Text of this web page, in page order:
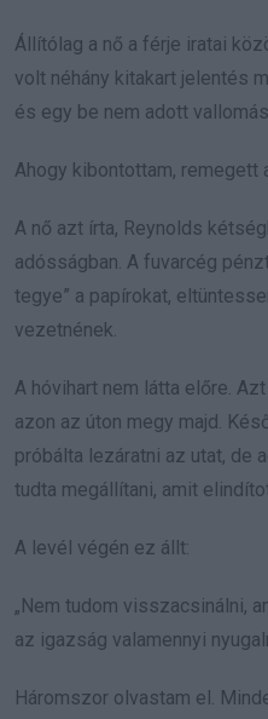
Állítólag a nő a férje iratai
volt néhány kitakart jelentés
és egy be nem adott
Ahogy kibontottam, remegett
A nő azt írta, Reynolds
adósságban. A fuvarcég
tegye” a papírokat,
vezetnének.
A hóvihart nem látta előre.
azon az úton megy majd.
próbálta lezáratni az utat, de
tudta megállítani, amit
A levél végén ez állt:
„Nem tudom visszacsinálni,
az igazság valamennyi
Háromszor olvastam el.